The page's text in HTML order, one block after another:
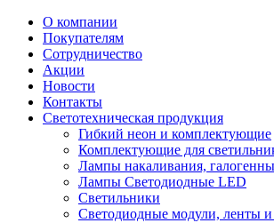
О компании
Покупателям
Сотрудничество
Акции
Новости
Контакты
Светотехническая продукция
Гибкий неон и комплектующие
Комплектующие для
Лампы накаливания,
Лампы Светодиодные LED
Светильники
Светодиодные модули, ленты